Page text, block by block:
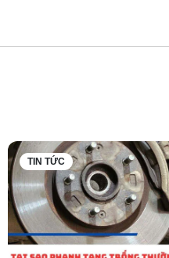
trọng như "xương
chỉnh của quy hoạch
để hoàn thành 7 dự án
tiện sang mô hình
TIN TỨC